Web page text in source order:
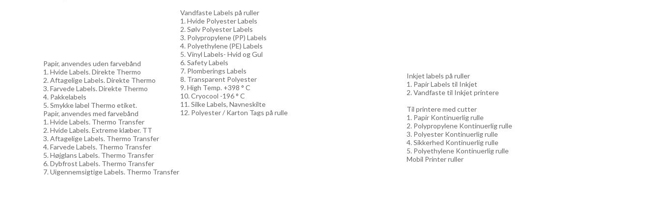
Papir, anvendes uden farvebånd
1. Hvide Labels. Direkte Thermo
2. Aftagelige Labels. Direkte Thermo
3. Farvede Labels. Direkte Thermo
4. Pakkelabels
5. Smykke label Thermo etiket.
Papir, anvendes med farvebånd
1. Hvide Labels. Thermo Transfer
2. Hvide Labels. Extreme klæber. TT
3. Aftagelige Labels. Thermo Transfer
4. Farvede Labels. Thermo Transfer
5. Højglans Labels. Thermo Transfer
6. Dybfrost Labels. Thermo Transfer
7. Uigennemsigtige Labels. Thermo Transfer
Vandfaste Labels på ruller
1. Hvide Polyester Labels
2. Sølv Polyester Labels
3. Polypropylene (PP) Labels
4. Polyethylene (PE) Labels
5. Vinyl Labels- Hvid og Gul
6. Safety Labels
7. Plomberings Labels
8. Transparent Polyester
9. High Temp. +398 ° C
10. Cryocool -196 ° C
11. Silke Labels, Navneskilte
12. Polyester / Karton Tags på rulle
Inkjet labels på ruller
1. Papir Labels til Inkjet
2. Vandfaste til Inkjet printere
Til printere med cutter
1. Papir Kontinuerlig rulle
2. Polypropylene Kontinuerlig rulle
3. Polyester Kontinuerlig rulle
4. Sikkerhed Kontinuerlig rulle
5. Polyethylene Kontinuerlig rulle
Mobil Printer ruller